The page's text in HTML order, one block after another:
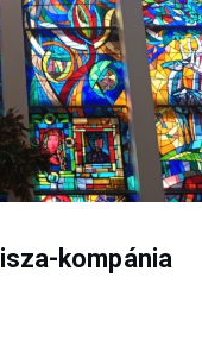
kompánia